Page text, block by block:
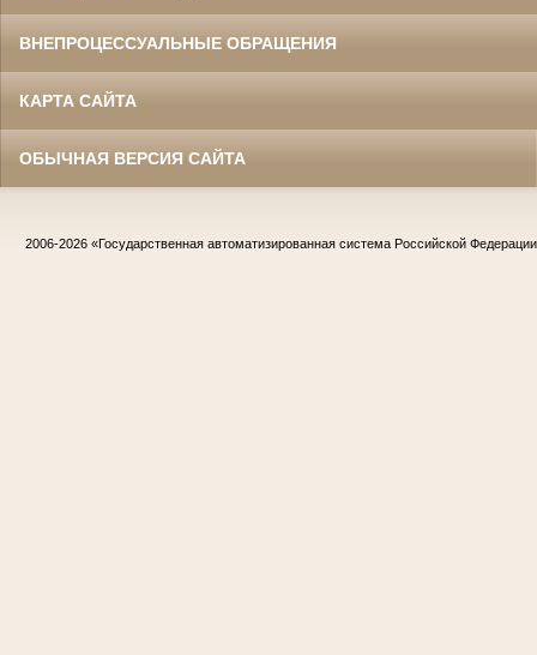
ВНЕПРОЦЕССУАЛЬНЫЕ ОБРАЩЕНИЯ
КАРТА САЙТА
ОБЫЧНАЯ ВЕРСИЯ САЙТА
2006-2026 «Государственная автоматизированная система Российской